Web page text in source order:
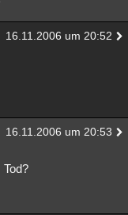
16.11.2006 um 20:52
16.11.2006 um 20:53